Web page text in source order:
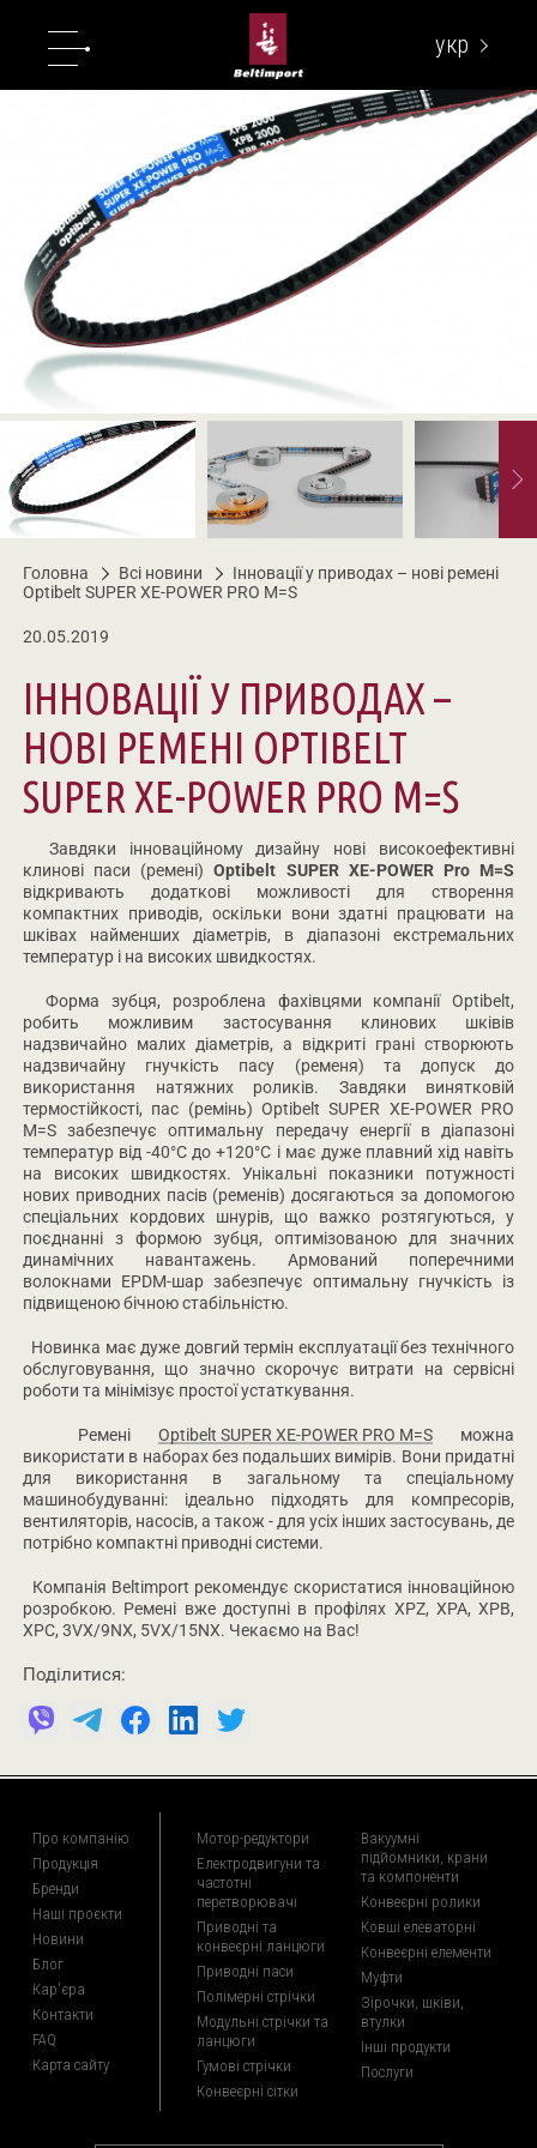
укр
Головна Всі новини
Інновації у приводах – нові ремені
Optibelt SUPER XE-POWER PRO M=S
20.05.2019
ІННОВАЦІЇ У ПРИВОДАХ –
НОВІ РЕМЕНІ OPTIBELT
SUPER XE-POWER PRO M=S
Завдяки інноваційному дизайну нові високоефективні
клинові паси (ремені)Optibelt SUPER XE-POWER Pro M=S
відкривають додаткові можливості для створення
компактних приводів, оскільки вони здатні працювати на
шківах найменших діаметрів, в діапазоні екстремальних
температур і на високих швидкостях.
Форма зубця, розроблена фахівцями компанії Optibelt,
робить можливим застосування клинових шківів
надзвичайно малих діаметрів, а відкриті грані створюють
надзвичайну гнучкість пасу (ременя) та допуск до
використання натяжних роликів. Завдяки винятковій
термостійкості, пас (ремінь) Optibelt SUPER XE-POWER PRO
M=S забезпечує оптимальну передачу енергії в діапазоні
температур від -40°C до +120°C і має дуже плавний хід навіть
на високих швидкостях. Унікальні показники потужності
нових приводних пасів (ременів) досягаються за допомогою
спеціальних кордових шнурів, що важко розтягуються, у
поєднанні з формою зубця, оптимізованою для значних
динамічних навантажень. Армований поперечними
волокнами EPDM-шар забезпечує оптимальну гнучкість із
підвищеною бічною стабільністю.
Новинка має дуже довгий термін експлуатації без технічного
обслуговування, що значно скорочує витрати на сервісні
роботи та мінімізує простої устаткування.
Ремені Optibelt SUPER XE-POWER PRO M=S можна
використати в наборах без подальших вимірів. Вони придатні
для використання в загальному та спеціальному
машинобудуванні: ідеально підходять для компресорів,
вентиляторів, насосів, а також - для усіх інших застосувань, де
потрібно компактні приводні системи.
Компанія Beltimport рекомендує скористатися інноваційною
розробкою. Ремені вже доступні в профілях XPZ, XPA, XPB,
XPC, 3VX/9NX, 5VX/15NX. Чекаємо на Вас!
Поділитися:
Про компанію
Продукція
Бренди
Наші проєкти
Новини
Блог
Кар'єра
Контакти
FAQ
Карта сайту
Мотор-редуктори
Електродвигуни та
частотні
перетворювачі
Приводні та
конвеєрні ланцюги
Приводні паси
Полімерні стрічки
Модульні стрічки та
ланцюги
Гумові стрічки
Конвеєрні сітки
Вакуумні
підйомники, крани
та компоненти
Конвеєрні ролики
Ковші елеваторні
Конвеєрні елементи
Муфти
Зірочки, шківи,
втулки
Інші продукти
Послуги